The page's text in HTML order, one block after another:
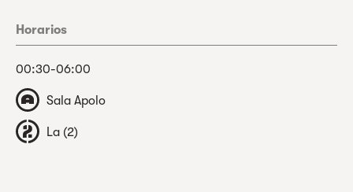
Horarios
00:30-06:00
Sala Apolo
La (2)